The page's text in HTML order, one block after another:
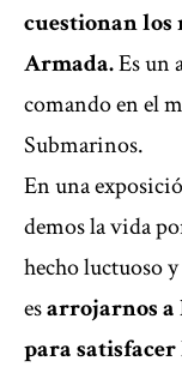
cuestionan los
Armada.Es un
comando en el
Submarinos.
En una
demos la vida
hecho luctuoso
esarrojarnos a
para